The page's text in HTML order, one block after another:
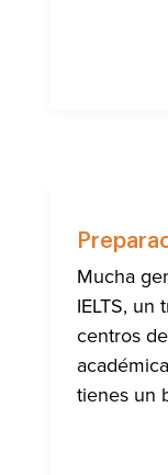
Mucha
IELTS,
centros
tienes un